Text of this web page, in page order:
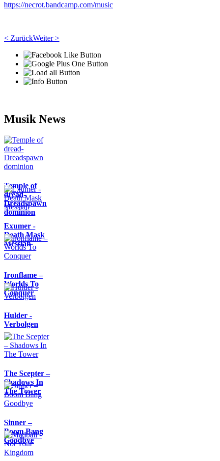
https://necrot.bandcamp.com/music
< ZurückWeiter >
Musik News
Temple of
dread-
Dreadspawn
dominion
Exumer -
Death Mask
Messiah
Ironflame –
Worlds To
Conquer
Hulder -
Verbolgen
The Scepter –
Shadows In
The Tower
Sinner –
Boom Bang
Goodbye